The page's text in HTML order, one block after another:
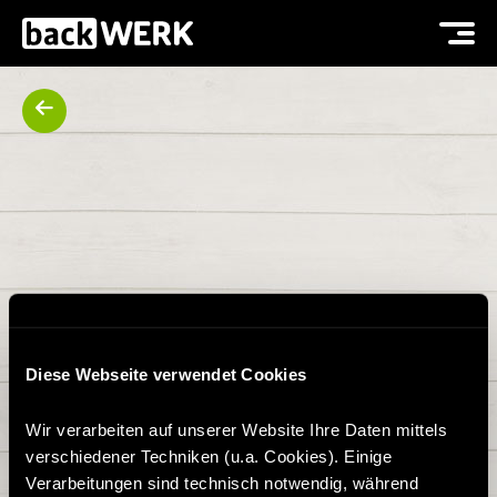
Diese Webseite verwendet Cookies
Wir verarbeiten auf unserer Website Ihre Daten mittels
verschiedener Techniken (u.a. Cookies). Einige
Verarbeitungen sind technisch notwendig, während